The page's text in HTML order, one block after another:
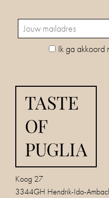
Ik ga akkoord
Koog 27
3344GH Hendrik-Ido-